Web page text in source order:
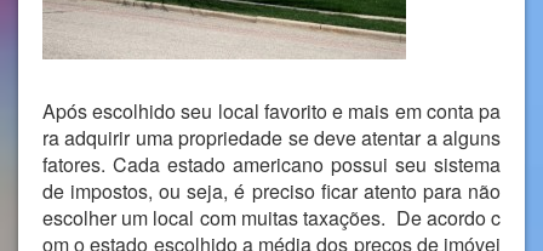
Após escolhido seu local favorito e mais em conta pa
ra adquirir uma propriedade se deve atentar a alguns
fatores. Cada estado americano possui seu sistema
de impostos, ou seja, é preciso ficar atento para não
escolher um local com muitas taxações. De acordo c
om o estado escolhido a média dos preços de imóvei